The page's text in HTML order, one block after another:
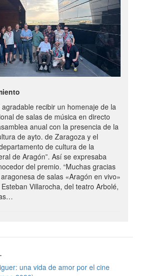
recibir un homenaje de la
de salas de música en directo
anual con la presencia de la
de ayto. de Zaragoza y el
de cultura de la
de Aragón”. Así se expresaba
del premio. “Muchas gracias
de salas «Aragón en vivo»
Villarocha, del teatro Arbolé,
una vida de amor por el cine